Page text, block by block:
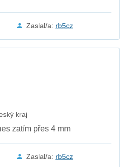
Zaslal/a: rb5cz
kraj
zatím přes 4 mm
Zaslal/a: rb5cz